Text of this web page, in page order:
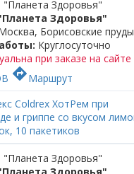
Здоровья"
Борисовские
Круглосуточно
при заказе на сайте
directionsМаршрут
Coldrex ХотРем при
и гриппе со вкусом
10 пакетиков